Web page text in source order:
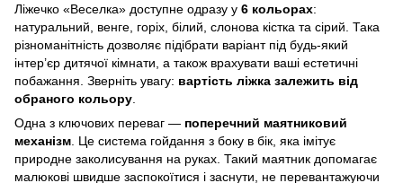
Ліжечко «Веселка» доступне одразу у 6 кольорах:
натуральний, венге, горіх, білий, слонова кістка та сірий. Така
різноманітність дозволяє підібрати варіант під будь-який
інтер’єр дитячої кімнати, а також врахувати ваші естетичні
побажання. Зверніть увагу: вартість ліжка залежить від
обраного кольору
Одна з ключових переваг — поперечний маятниковий
механізм . Це система гойдання з боку в бік, яка імітує
природне заколисування на руках. Такий маятник допомагає
малюкові швидше заспокоїтися і заснути, не перевантажуючи